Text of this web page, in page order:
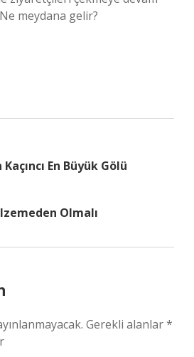
meydana gelir?
En Büyük Gölü
Olmalı
Gerekli alanlar*